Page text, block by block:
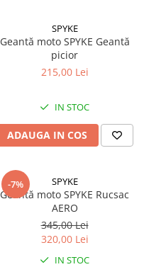
SPYKE
Geantă moto SPYKE Geantă
picior
215,00 Lei
IN STOC
ADAUGA IN COS
-7% SPYKE
Geantă moto SPYKE Rucsac
AERO
345,00 Lei
320,00 Lei
IN STOC